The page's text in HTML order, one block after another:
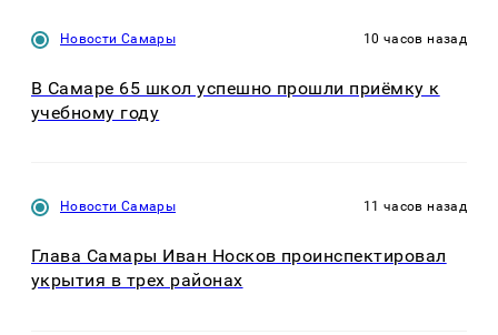
Новости Самары 10 часов назад
В Самаре 65 школ успешно прошли приёмку к
учебному году
Новости Самары 11 часов назад
Глава Самары Иван Носков проинспектировал
укрытия в трех районах